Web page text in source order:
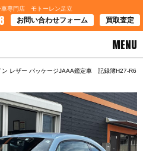
車専門店 モトーレン足立
お問い合わせフォーム 買取査定
MENU
ン レザー パッケージJAAA鑑定車 記録簿H27-R6